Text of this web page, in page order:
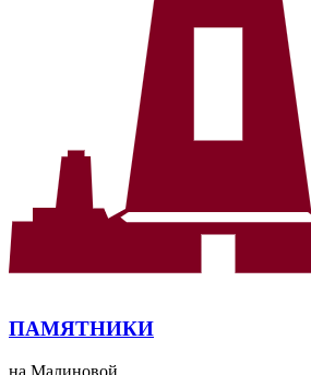
ПАМЯТНИКИ
на Малиновой